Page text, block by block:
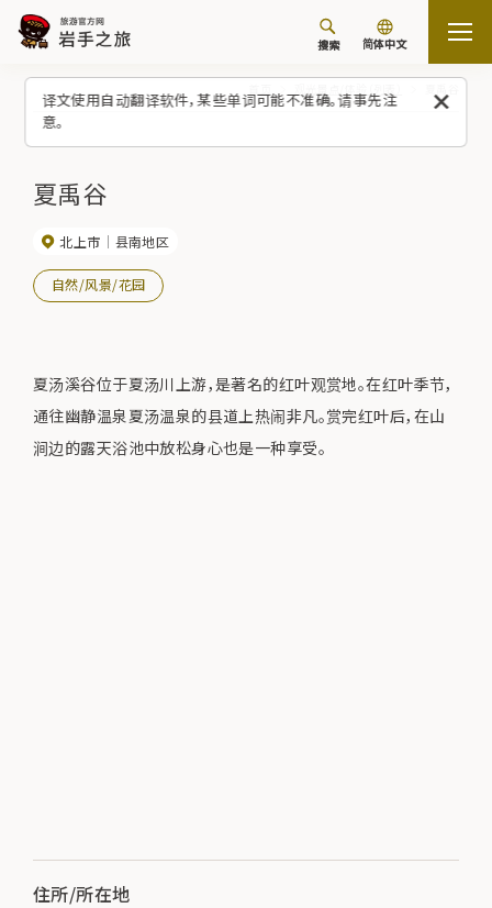
译文使用自动翻译软件，某些单词可能不准确。请事先注
意。
搜索 简体中文
夏禹谷
北上市 县南地区
自然/风景/花园
夏汤溪谷位于夏汤川上游，是著名的红叶观赏地。在红叶季节，
通往幽静温泉夏汤温泉的县道上热闹非凡。赏完红叶后，在山
涧边的露天浴池中放松身心也是一种享受。
住所/所在地